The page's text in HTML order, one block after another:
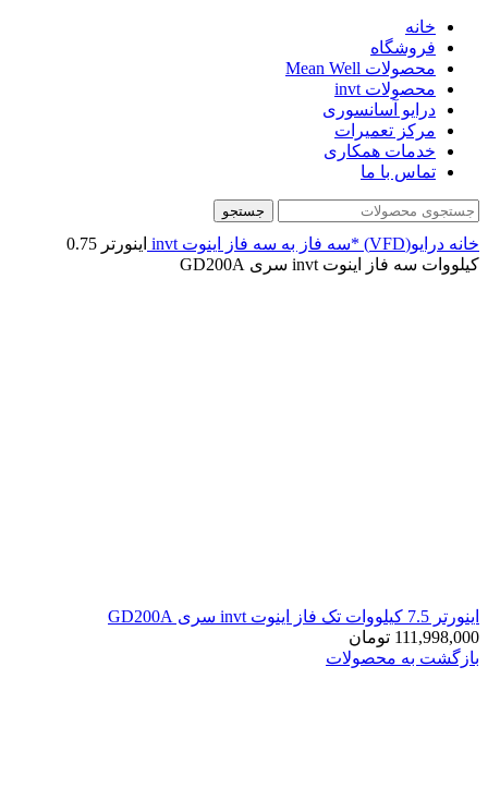
خانه
فروشگاه
محصولات Mean Well
محصولات invt
درایو آسانسوری
مرکز تعمیرات
خدمات همکاری
تماس با ما
جستجو
خانه درایو(VFD) *سه فاز به سه فاز اینوت invt
اينورتر 0.75
کیلووات سه فاز اینوت invt سری GD200A
اينورتر 7.5 کیلووات تک فاز اینوت invt سری GD200A
111,998,000 تومان
بازگشت به محصولات